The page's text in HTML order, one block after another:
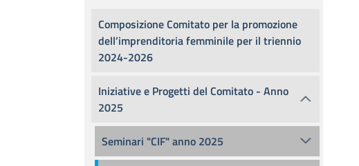
Composizione Comitato per la promozione
dell’imprenditoria femminile per il triennio
2024-2026
Iniziative e Progetti del Comitato - Anno
2025
Seminari "CIF" anno 2025